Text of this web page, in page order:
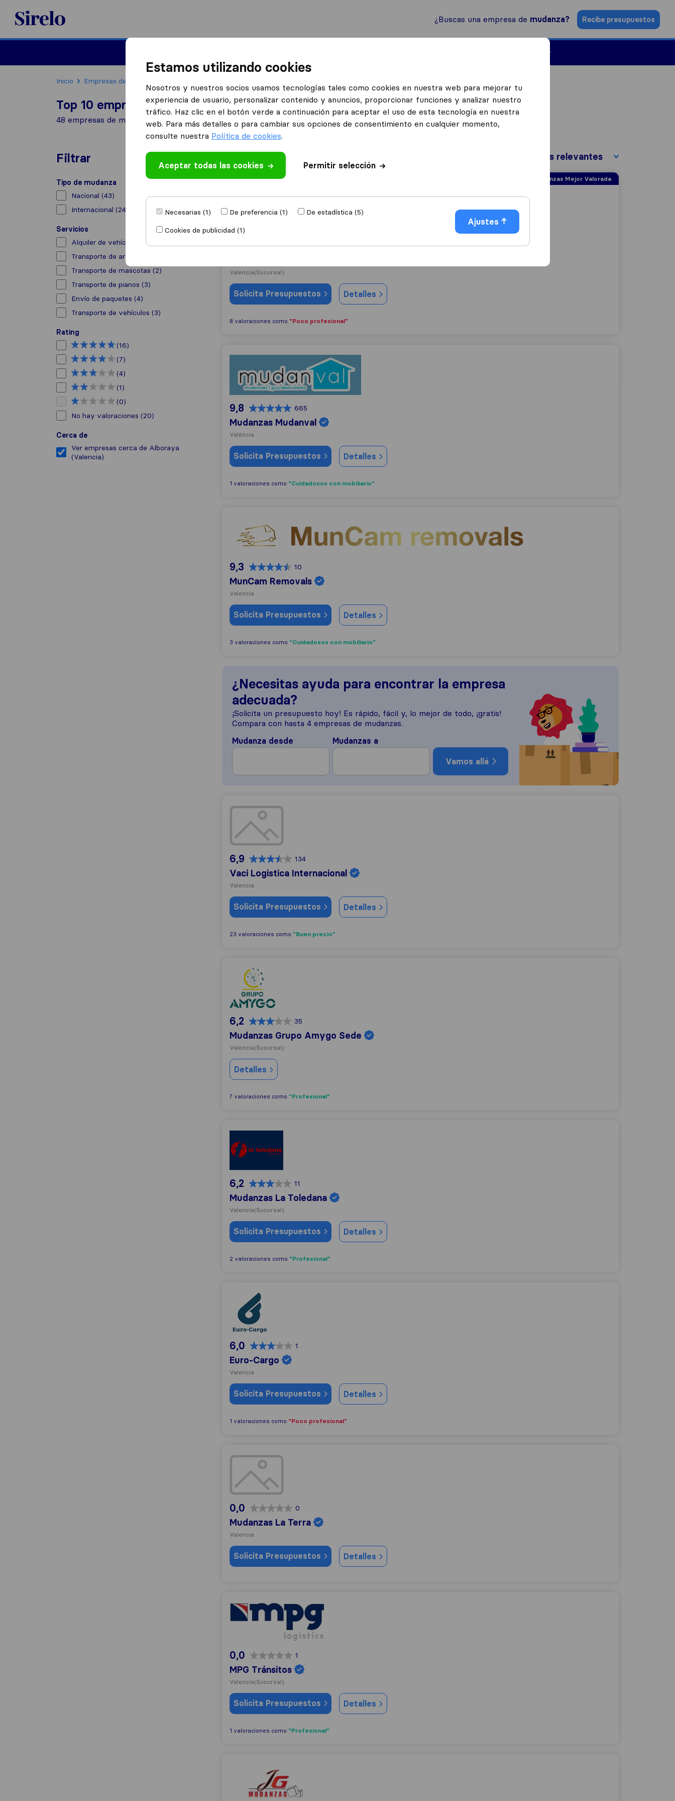
Sirelo.es
¿Buscas una empresa de mudanza? Recibe presupuestos
Inicio Empresas de mudanzas
Top 10 empresas de mudanzas en Alboraya (Valencia)
48 empresas de mudanzas encontradas en Alboraya (Valencia)
Filtrar
Tipo de mudanza
Nacional (43)
Internacional (24)
Servicios
Alquiler de vehículo con conductor
Transporte de arte
Transporte de mascotas (2)
Transporte de pianos (3)
Envío de paquetes (4)
Transporte de vehículos (3)
Rating
(16)
(7)
(4)
(1)
(0)
No hay valoraciones (20)
Cerca de
Ver empresas cerca de Alboraya
(Valencia)
Empresa de Mudanzas Mejor Valorada
Mudanzas Y Guardamuebles La Seda
8,9 104
Valencia(Sucursal)
Solicita Presupuestos Detalles
8 valoraciones como "Poco profesional"
9,8 665
Mudanzas Mudanval
València
Solicita Presupuestos Detalles
1 valoraciones como "Cuidadosos con mobiliario"
9,3 10
MunCam Removals
Valencia
Solicita Presupuestos Detalles
3 valoraciones como "Cuidadosos con mobiliario"
¿Necesitas ayuda para encontrar la empresa
adecuada?
¡Solicita un presupuesto hoy! Es rápido, fácil y, lo mejor de todo, ¡gratis!
Compara con hasta 4 empresas de mudanzas.
Mudanza desde
Mudanzas a
Vamos allá
Vaci Logistica Internacional
6,9 134
Vaci Logistica Internacional
Valencia
Solicita Presupuestos Detalles
23 valoraciones como "Buen precio"
Mudanzas Grupo Amygo Sede
6,2 35
Mudanzas Grupo Amygo Sede
Valencia(Sucursal)
Detalles
7 valoraciones como "Profesional"
6,2 11
Mudanzas La Toledana
Valencia(Sucursal)
Solicita Presupuestos Detalles
2 valoraciones como "Profesional"
Euro-Cargo
6,0 1
Euro-Cargo
Valencia
Solicita Presupuestos Detalles
1 valoraciones como "Poco profesional"
Mudanzas La Terra
0,0 0
Mudanzas La Terra
Valencia
Solicita Presupuestos Detalles
MPG Tránsitos
0,0 1
MPG Tránsitos
Valencia(Sucursal)
Solicita Presupuestos Detalles
1 valoraciones como "Profesional"
Mudanzas y Transportes J.G
Estamos utilizando cookies
Nosotros y nuestros socios usamos tecnologías tales como cookies en nuestra web para mejorar tu
experiencia de usuario, personalizar contenido y anuncios, proporcionar funciones y analizar nuestro
tráfico. Haz clic en el botón verde a continuación para aceptar el uso de esta tecnología en nuestra
web. Para más detalles o para cambiar sus opciones de consentimiento en cualquier momento,
consulte nuestra Política de cookies.
Aceptar todas las cookies Permitir selección
Necesarias (1) De preferencia (1)
De estadística (5)
Cookies de publicidad (1)
Ajustes